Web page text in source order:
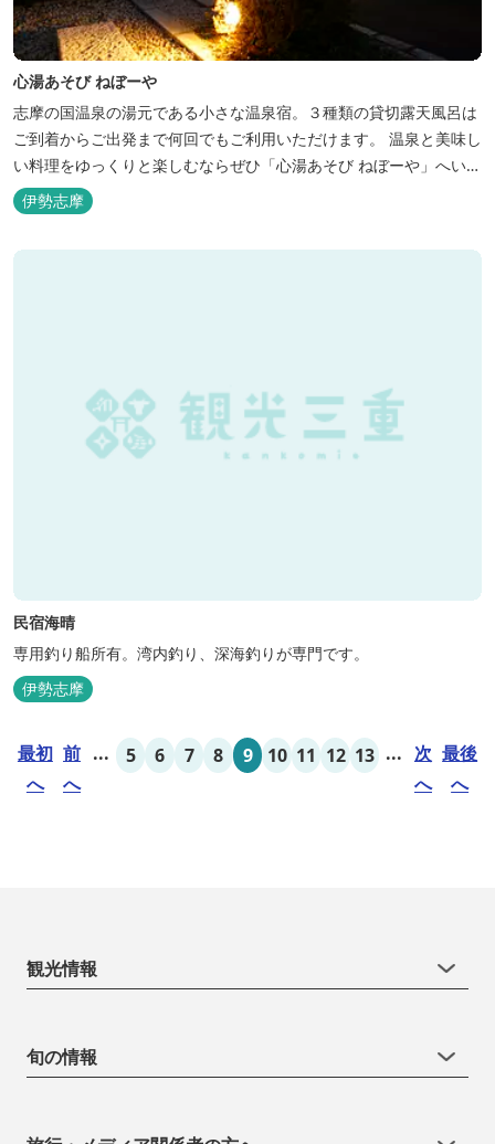
心湯あそび ねぼーや
志摩の国温泉の湯元である小さな温泉宿。３種類の貸切露天風呂は
ご到着からご出発まで何回でもご利用いただけます。 温泉と美味し
い料理をゆっくりと楽しむならぜひ「心湯あそび ねぼーや」へいら
っしゃいませんか？
伊勢志摩
民宿海晴
専用釣り船所有。湾内釣り、深海釣りが専門です。
伊勢志摩
最初
へ
前
へ
... 5 6 7 8 9 10 11 12 13 ... 次
へ
最後
へ
観光情報
旬の情報